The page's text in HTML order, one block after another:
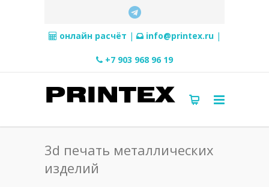
онлайн расчёт | info@printex.ru|
+7 903 968 96 19
3d печать металлических
изделий